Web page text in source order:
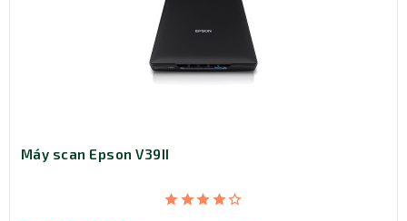
Máy scan Epson V39II